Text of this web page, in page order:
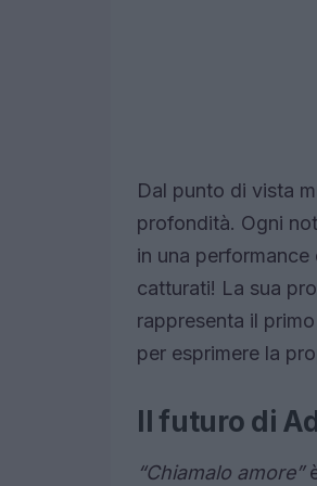
Dal punto di vista
profondità. Ogni
in una
catturati! La sua
rappresenta il
per esprimere la
Il futuro di
“Chiamalo amore”